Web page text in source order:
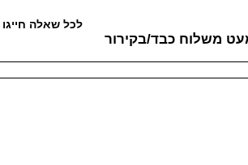
בקירור לכל שאלה חייגו
משלוח כבד/בקירור